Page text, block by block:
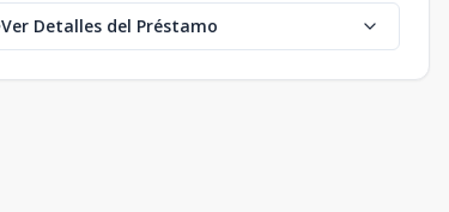
Ver Detalles del Préstamo